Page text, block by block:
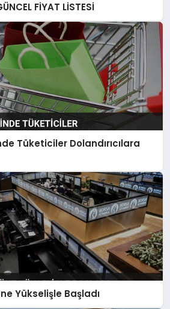
FİYAT LİSTESİ
Tüketiciler Dolandırıcılara
Yükselişle Başladı